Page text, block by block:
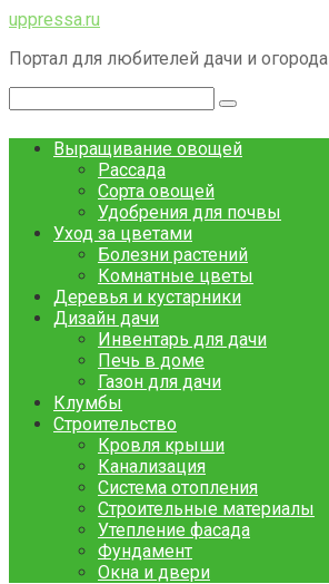
Перейти
контенту
uppressa.ru
Портал для любителей дачи и огорода
Выращивание овощей
Рассада
Сорта овощей
Удобрения для почвы
Уход за цветами
Болезни растений
Комнатные цветы
Деревья и кустарники
Дизайн дачи
Инвентарь для дачи
Печь в доме
Газон для дачи
Клумбы
Строительство
Кровля крыши
Канализация
Система отопления
Строительные материалы
Утепление фасада
Фундамент
Окна и двери